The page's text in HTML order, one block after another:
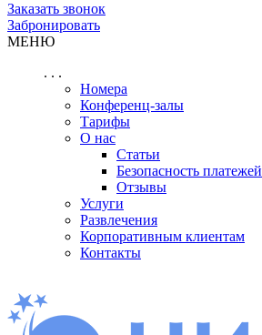
Заказать звонок
Забронировать
МЕНЮ
. . .
Номера
Конференц-залы
Тарифы
О нас
Статьи
Безопасность платежей
Отзывы
Услуги
Развлечения
Корпоративным клиентам
Контакты